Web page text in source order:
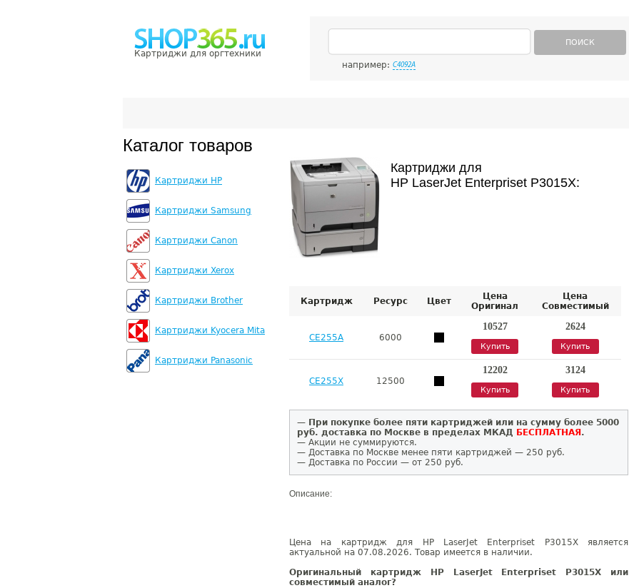
Картриджи для оргтехники
ПОИСК
например: C4092A
Каталог товаров
Картриджи HP
Картриджи Samsung
Картриджи Canon
Картриджи Xerox
Картриджи Brother
Картриджи Kyocera Mita
Картриджи Panasonic
Картриджи для
HP LaserJet Enterpriset P3015X:
Картридж Ресурс Цвет
Цена
Оригинал
Цена
Совместимый
CE255A 6000
10527
Купить
2624
Купить
CE255X 12500
12202
Купить
3124
Купить
— При покупке более пяти картриджей или на сумму более 5000
руб. доставка по Москве в пределах МКАД БЕСПЛАТНАЯ .
— Акции не суммируются.
— Доставка по Москве менее пяти картриджей — 250 руб.
— Доставка по России — от 250 руб.
Описание:
Цена на картридж для HP LaserJet Enterpriset P3015X является
актуальной на 07.08.2026. Товар имеется в наличии.
Оригинальный картридж HP LaserJet Enterpriset P3015X или
совместимый аналог?